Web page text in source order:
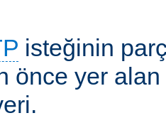
isteğinin
önce yer